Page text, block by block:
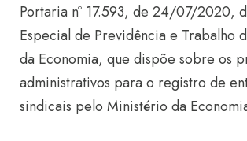
Portaria nº 17.593, de 24/07/2020,
Especial de Previdência e Trabalho
da Economia, que dispõe sobre os
administrativos para o registro de
sindicais pelo Ministério da